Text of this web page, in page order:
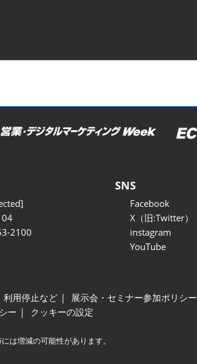
2100
SNS
Facebook
X（旧:Twitter）
instagram
YouTube
利用停止など 展示会・セミナー参加ポリシー
ー クッキーの設定
は増減の可能性があります。